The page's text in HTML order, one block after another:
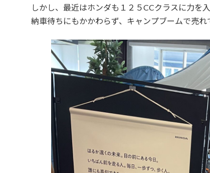
しかし、最近はホンダも１２５CCクラスに力を
納車待ちにもかかわらず、キャンプブームで売れ